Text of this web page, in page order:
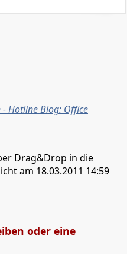
- Hotline Blog: Office
Drag&Drop in die
am 18.03.2011 14:59
oder eine